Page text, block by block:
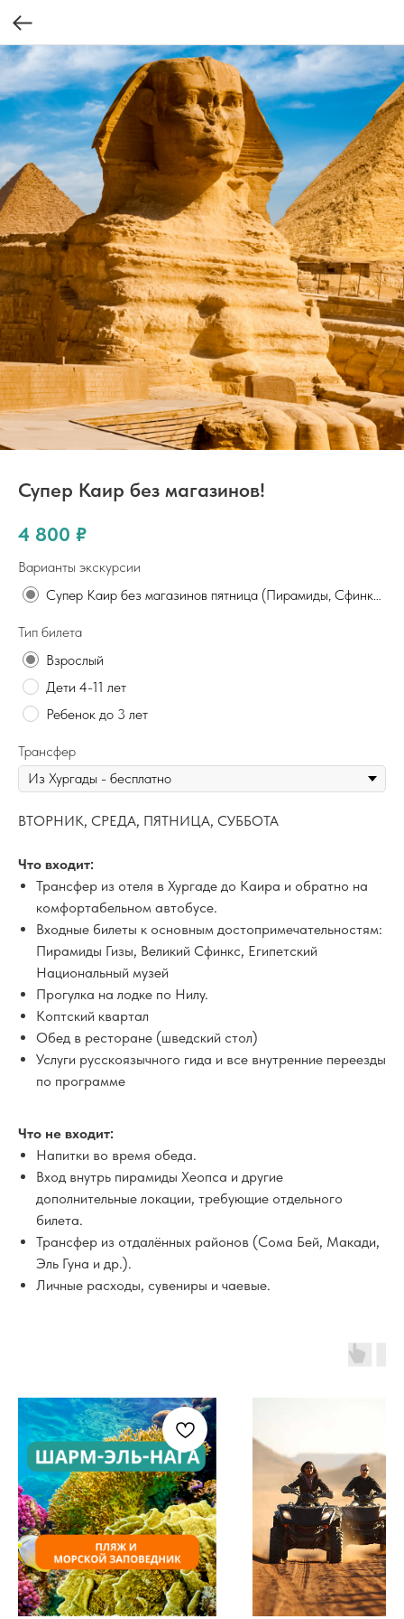
Супер Каир без магазинов!
4 800 ₽
Варианты экскурсии
Супер Каир без магазинов пятница (Пирамиды, Сфинкс, Национальный музей, Старый Каир, прогулка по Нилу)
Тип билета
Взрослый
Дети 4-11 лет
Ребенок до 3 лет
Трансфер
ВТОРНИК, СРЕДА, ПЯТНИЦА, СУББОТА
Что входит:
Трансфер из отеля в Хургаде до Каира и обратно на
комфортабельном автобусе.
Входные билеты к основным достопримечательностям:
Пирамиды Гизы, Великий Сфинкс, Египетский
Национальный музей
Прогулка на лодке по Нилу.
Коптский квартал
Обед в ресторане (шведский стол)
Услуги русскоязычного гида и все внутренние переезды
по программе
Что не входит:
Напитки во время обеда.
Вход внутрь пирамиды Хеопса и другие
дополнительные локации, требующие отдельного
билета.
Трансфер из отдалённых районов (Сома Бей, Макади,
Эль Гуна и др.).
Личные расходы, сувениры и чаевые.